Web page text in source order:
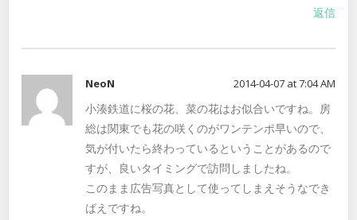
返信
NeoN 2014-04-07 at 7:04 AM
小湊鉄道に桜の花、菜の花はお似合いですね。房
総は関東でも花の咲くのがワンテンポ早いので、
気が付いたら終わっているということがあるので
すが、良いタイミングで訪問しましたね。
このまま広告写真として使ってしまえそうなでき
ばえですね。